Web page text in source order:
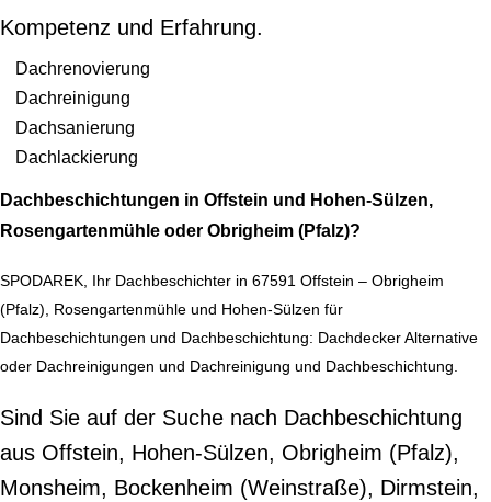
Kompetenz und Erfahrung.
Dachrenovierung
Dachreinigung
Dachsanierung
Dachlackierung
Dachbeschichtungen in Offstein und Hohen-Sülzen,
Rosengartenmühle oder Obrigheim (Pfalz)?
SPODAREK, Ihr Dachbeschichter in 67591 Offstein – Obrigheim
(Pfalz), Rosengartenmühle und Hohen-Sülzen für
Dachbeschichtungen und Dachbeschichtung: Dachdecker Alternative
oder Dachreinigungen und Dachreinigung und Dachbeschichtung.
Sind Sie auf der Suche nach Dachbeschichtung
aus Offstein, Hohen-Sülzen, Obrigheim (Pfalz),
Monsheim, Bockenheim (Weinstraße), Dirmstein,